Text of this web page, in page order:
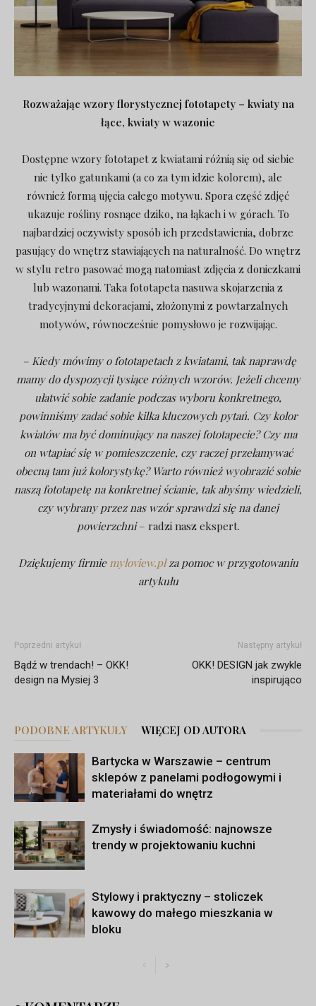
Rozważając wzory florystycznej fototapety – kwiaty na
łące, kwiaty w wazonie
Dostępne wzory fototapet z kwiatami różnią się od siebie
nie tylko gatunkami (a co za tym idzie kolorem), ale
również formą ujęcia całego motywu. Spora część zdjęć
ukazuje rośliny rosnące dziko, na łąkach i w górach. To
najbardziej oczywisty sposób ich przedstawienia, dobrze
pasujący do wnętrz stawiających na naturalność. Do wnętrz
w stylu retro pasować mogą natomiast zdjęcia z doniczkami
lub wazonami. Taka fototapeta nasuwa skojarzenia z
tradycyjnymi dekoracjami, złożonymi z powtarzalnych
motywów, równocześnie pomysłowo je rozwijając.
– Kiedy mówimy o fototapetach z kwiatami, tak naprawdę
mamy do dyspozycji tysiące różnych wzorów. Jeżeli chcemy
ułatwić sobie zadanie podczas wyboru konkretnego,
powinniśmy zadać sobie kilka kluczowych pytań. Czy kolor
kwiatów ma być dominujący na naszej fototapecie? Czy ma
on wtapiać się w pomieszczenie, czy raczej przełamywać
obecną tam już kolorystykę? Warto również wyobrazić sobie
naszą fototapetę na konkretnej ścianie, tak abyśmy wiedzieli,
czy wybrany przez nas wzór sprawdzi się na danej
powierzchni– radzi nasz ekspert.
Dziękujemy firmie myloview.plza pomoc w przygotowaniu
artykułu
Poprzedni artykuł
Bądź w trendach! – OKK!
design na Mysiej 3
Następny artykuł
OKK! DESIGN jak zwykle
inspirująco
PODOBNE ARTYKUŁY WIĘCEJ OD AUTORA
Bartycka w Warszawie – centrum
sklepów z panelami podłogowymi i
materiałami do wnętrz
Zmysły i świadomość: najnowsze
trendy w projektowaniu kuchni
Stylowy i praktyczny – stoliczek
kawowy do małego mieszkania w
bloku